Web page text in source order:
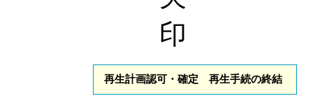
再生計画認可・確定 再生手続の終結